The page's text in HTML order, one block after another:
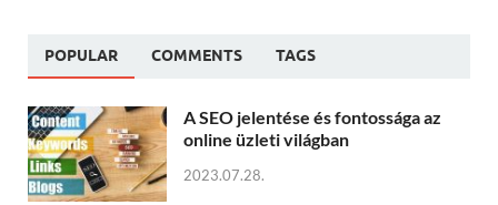
POPULAR COMMENTS TAGS
A SEO jelentése és fontossága az
online üzleti világban
2023.07.28.